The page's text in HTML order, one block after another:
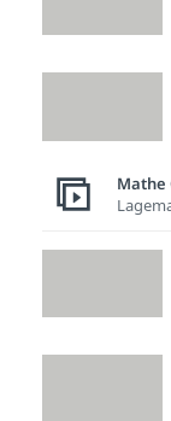
Mathe